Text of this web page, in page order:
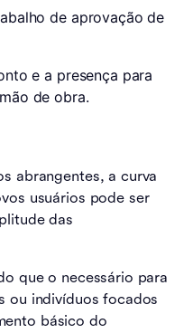
de aprovação de
e a presença para
de obra.
abrangentes, a curva
usuários pode ser
das
que o necessário para
ou indivíduos focados
básico do